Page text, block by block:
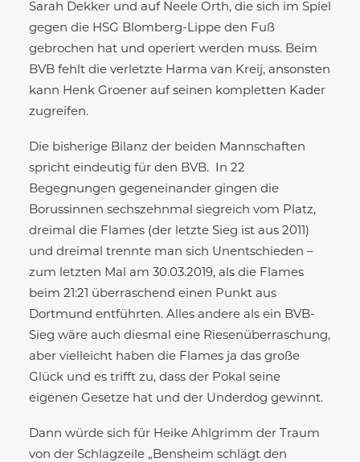
Sarah Dekker und auf Neele Orth, die sich im Spiel
gegen die HSG Blomberg-Lippe den Fuß
gebrochen hat und operiert werden muss. Beim
BVB fehlt die verletzte Harma van Kreij, ansonsten
kann Henk Groener auf seinen kompletten Kader
zugreifen.
Die bisherige Bilanz der beiden Mannschaften
spricht eindeutig für den BVB. In 22
Begegnungen gegeneinander gingen die
Borussinnen sechszehnmal siegreich vom Platz,
dreimal die Flames (der letzte Sieg ist aus 2011)
und dreimal trennte man sich Unentschieden –
zum letzten Mal am 30.03.2019, als die Flames
beim 21:21 überraschend einen Punkt aus
Dortmund entführten. Alles andere als ein BVB-
Sieg wäre auch diesmal eine Riesenüberraschung,
aber vielleicht haben die Flames ja das große
Glück und es trifft zu, dass der Pokal seine
eigenen Gesetze hat und der Underdog gewinnt.
Dann würde sich für Heike Ahlgrimm der Traum
von der Schlagzeile „Bensheim schlägt den